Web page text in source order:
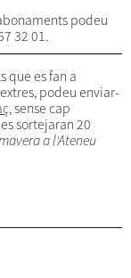
podeu
32 01.
que es fan a
podeu enviar-
, sense cap
sortejaran 20
a l'Ateneu